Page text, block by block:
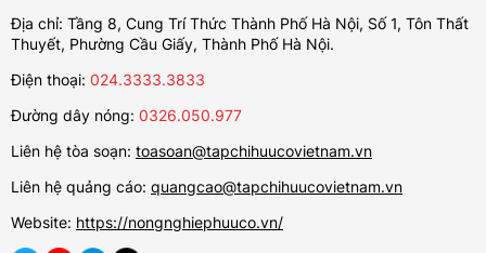
Địa chỉ: Tầng 8, Cung Trí Thức Thành Phố Hà Nội, Số 1, Tôn Thất
Thuyết, Phường Cầu Giấy, Thành Phố Hà Nội.
Điện thoại: 024.3333.3833
Đường dây nóng: 0326.050.977
Liên hệ tòa soạn: toasoan@tapchihuucovietnam.vn
Liên hệ quảng cáo: quangcao@tapchihuucovietnam.vn
Website: https://nongnghiephuuco.vn/